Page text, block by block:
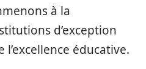
à la
d’exception
éducative.